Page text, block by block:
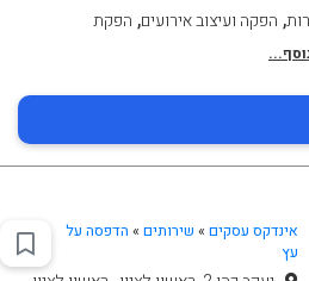
, הפקה ועיצוב אירועים, הפקת
אינדקס עסקים » שירותים» הדפסה על
עץ